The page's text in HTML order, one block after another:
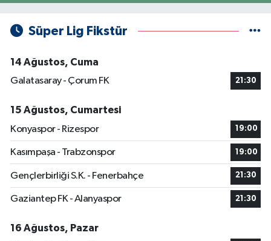
Süper Lig Fikstür
14 Ağustos, Cuma
Galatasaray - Çorum FK
21:30
15 Ağustos, Cumartesi
Konyaspor - Rizespor
19:00
Kasımpaşa - Trabzonspor 19:00
Gençlerbirliği S.K. - Fenerbahçe 21:30
Gaziantep FK - Alanyaspor 21:30
16 Ağustos, Pazar